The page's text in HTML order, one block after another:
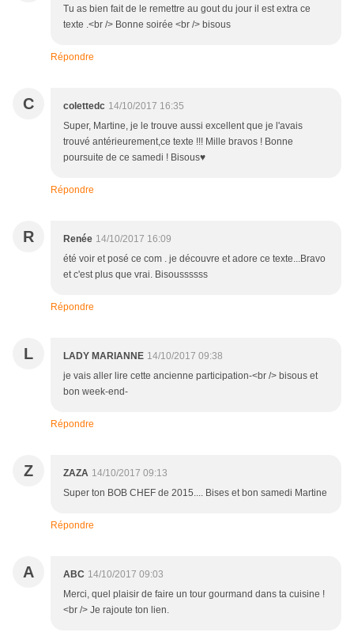
Tu as bien fait de le remettre au gout du jour il est extra ce
texte .<br /> Bonne soirée <br /> bisous
Répondre
C colettedc 14/10/2017 16:35
Super, Martine, je le trouve aussi excellent que je l'avais
trouvé antérieurement,ce texte !!! Mille bravos ! Bonne
poursuite de ce samedi ! Bisous♥
Répondre
R Renée 14/10/2017 16:09
été voir et posé ce com . je découvre et adore ce texte...Bravo
et c'est plus que vrai. Bisoussssss
Répondre
L LADY MARIANNE 14/10/2017 09:38
je vais aller lire cette ancienne participation-<br /> bisous et
bon week-end-
Répondre
Z ZAZA 14/10/2017 09:13
Super ton BOB CHEF de 2015.... Bises et bon samedi Martine
Répondre
A ABC 14/10/2017 09:03
Merci, quel plaisir de faire un tour gourmand dans ta cuisine !
<br /> Je rajoute ton lien.